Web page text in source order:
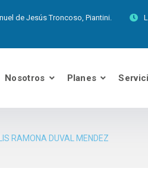
de Jesús Troncoso, Piantini.
Nosotros Planes
RAMONA DUVAL MENDEZ